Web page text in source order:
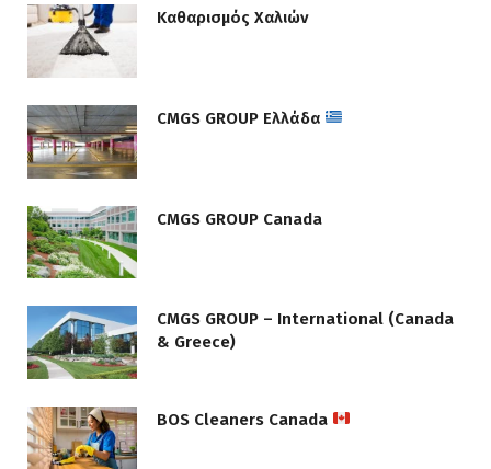
Καθαρισμός Χαλιών
CMGS GROUP Ελλάδα
CMGS GROUP Canada
CMGS GROUP – International (Canada
& Greece)
BOS Cleaners Canada